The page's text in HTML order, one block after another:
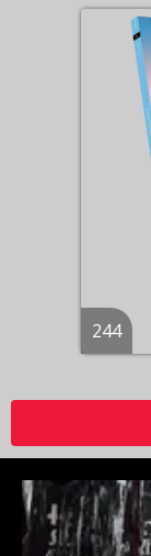
244